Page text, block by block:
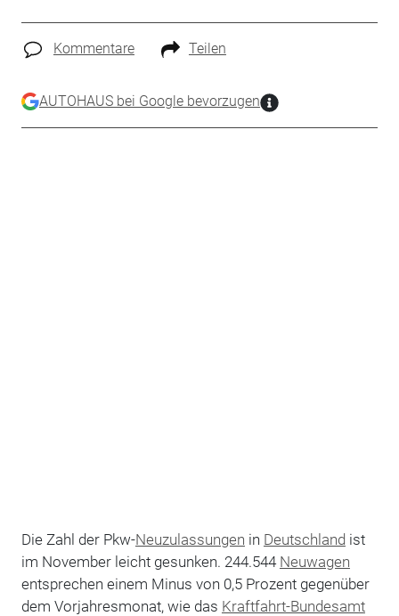
Kommentare Teilen
AUTOHAUS bei Google bevorzugen
Die Zahl der Pkw-Neuzulassungen in Deutschland ist
im November leicht gesunken. 244.544 Neuwagen
entsprechen einem Minus von 0,5 Prozent gegenüber
dem Vorjahresmonat, wie das Kraftfahrt-Bundesamt